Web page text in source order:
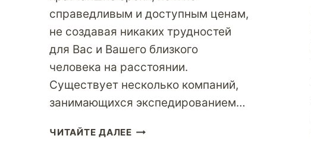
справедливым и доступным ценам,
не создавая никаких трудностей
для Вас и Вашего близкого
человека на расстоянии.
Существует несколько компаний,
занимающихся экспедированием…
ЧИТАЙТЕ ДАЛЕЕВЕЩИ,